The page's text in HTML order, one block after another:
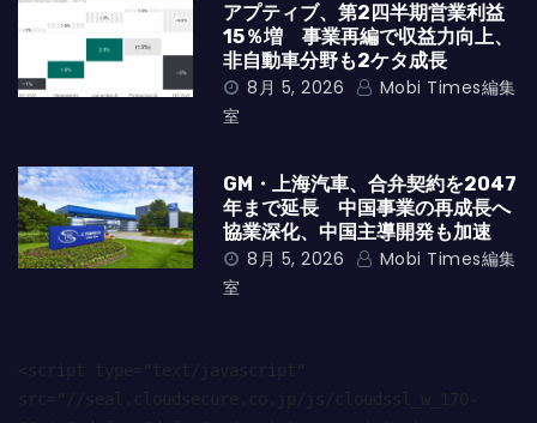
アプティブ、第2四半期営業利益
15％増 事業再編で収益力向上、
非自動車分野も2ケタ成長
8月 5, 2026
Mobi Times編集
室
GM・上海汽車、合弁契約を2047
年まで延長 中国事業の再成長へ
協業深化、中国主導開発も加速
8月 5, 2026
Mobi Times編集
室